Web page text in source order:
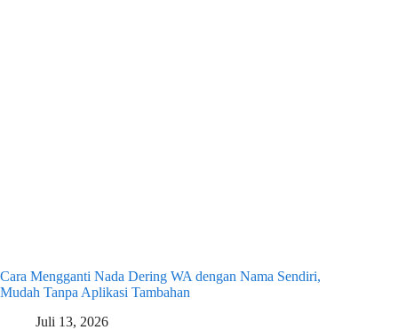
Cara Mengganti Nada Dering WA dengan Nama Sendiri,
Mudah Tanpa Aplikasi Tambahan
Juli 13, 2026